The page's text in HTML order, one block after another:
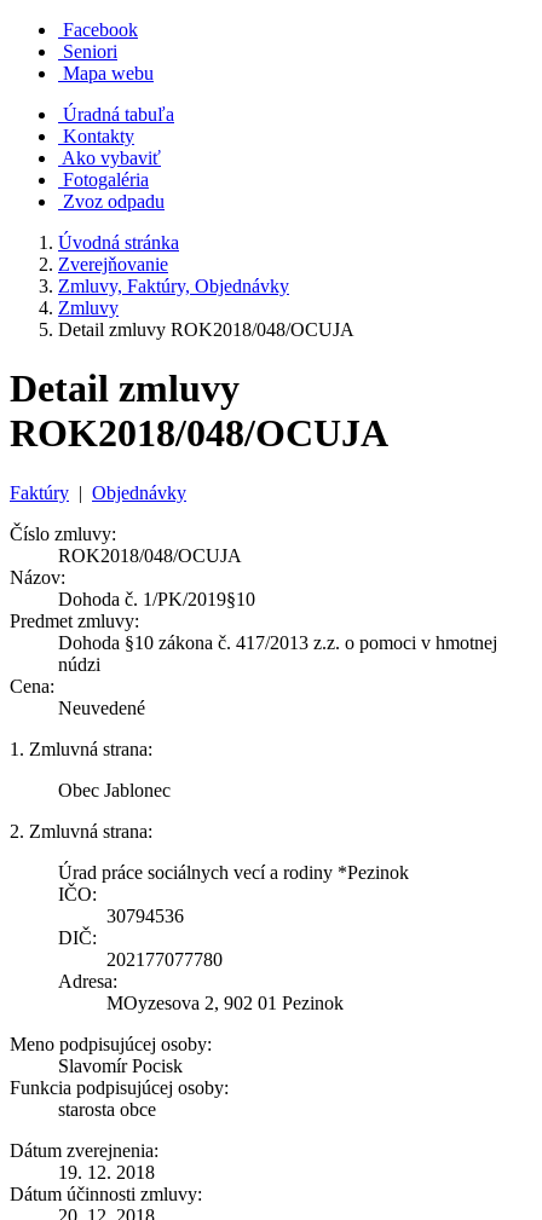
Facebook
Seniori
Mapa webu
Úradná tabuľa
Kontakty
Ako vybaviť
Fotogaléria
Zvoz odpadu
Úvodná stránka
Zverejňovanie
Zmluvy, Faktúry, Objednávky
Zmluvy
Detail zmluvy ROK2018/048/OCUJA
Detail zmluvy
ROK2018/048/OCUJA
Faktúry | Objednávky
Číslo zmluvy:
ROK2018/048/OCUJA
Názov:
Dohoda č. 1/PK/2019§10
Predmet zmluvy:
Dohoda §10 zákona č. 417/2013 z.z. o pomoci v hmotnej
núdzi
Cena:
Neuvedené
1. Zmluvná strana:
Obec Jablonec
2. Zmluvná strana:
Úrad práce sociálnych vecí a rodiny *Pezinok
IČO:
30794536
DIČ:
202177077780
Adresa:
MOyzesova 2, 902 01 Pezinok
Meno podpisujúcej osoby:
Slavomír Pocisk
Funkcia podpisujúcej osoby:
starosta obce
Dátum zverejnenia:
19. 12. 2018
Dátum účinnosti zmluvy:
20. 12. 2018